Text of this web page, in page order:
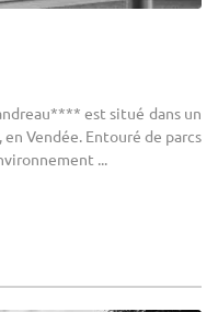
est situé dans un
Vendée. Entouré de parcs
...